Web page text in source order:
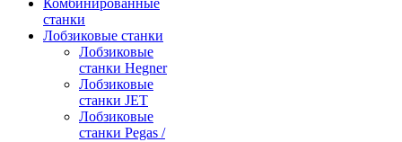
Комбинированные
станки
Лобзиковые станки
Лобзиковые
станки Hegner
Лобзиковые
станки JET
Лобзиковые
станки Pegas /